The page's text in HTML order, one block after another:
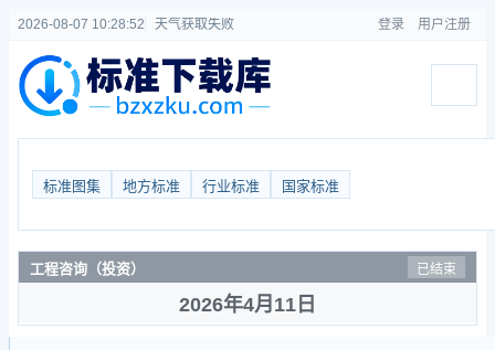
2026-08-07 10:28:53 天气获取失败 登录 用户注册
标准图集 地方标准 行业标准 国家标准
工程咨询（投资） 已结束
2026年4月11日